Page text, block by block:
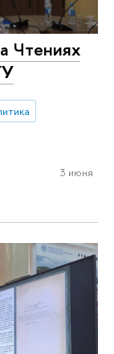
Чтениях
3 июня